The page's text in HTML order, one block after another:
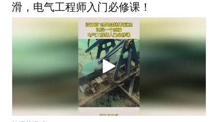
滑，电气工程师入门必修课！